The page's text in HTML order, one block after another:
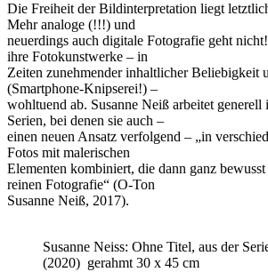
Die Freiheit der Bildinterpretation liegt
Mehr analoge (!!!) und
neuerdings auch digitale Fotografie geht
ihre Fotokunstwerke – in
Zeiten zunehmender inhaltlicher Beliebigkeit
(Smartphone-Knipserei!) –
wohltuend ab. Susanne Neiß arbeitet generell
Serien, bei denen sie auch –
einen neuen Ansatz verfolgend – „in
Fotos mit malerischen
Elementen kombiniert, die dann ganz
reinen Fotografie“ (O-Ton
Susanne Neiß, 2017).
Susanne Neiss: Ohne Titel, aus der
(2020) gerahmt 30 x 45 cm